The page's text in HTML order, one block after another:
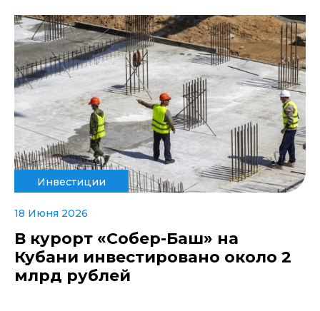
Инвестиции
18 Июня 2026
В курорт «Собер-Баш» на
Кубани инвестировано около 2
млрд рублей